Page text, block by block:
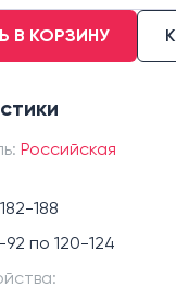
В КОРЗИНУ
Российская
188
92 по 120-124